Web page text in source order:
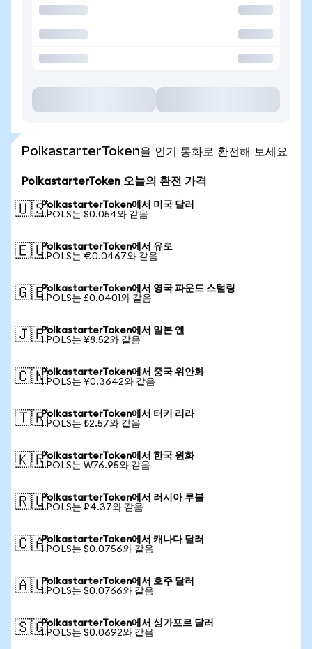
PolkastarterToken을 인기 통화로 환전해 보세요
PolkastarterToken 오늘의 환전 가격
🇺🇸PolkastarterToken에서 미국 달러
1 POLS는 $0.054와 같음
🇪🇺PolkastarterToken에서 유로
1 POLS는 €0.0467와 같음
🇬🇧PolkastarterToken에서 영국 파운드 스털링
1 POLS는 £0.0401와 같음
🇯🇵PolkastarterToken에서 일본 엔
1 POLS는 ¥8.52와 같음
🇨🇳PolkastarterToken에서 중국 위안화
1 POLS는 ¥0.3642와 같음
🇹🇷PolkastarterToken에서 터키 리라
1 POLS는 ₺2.57와 같음
🇰🇷PolkastarterToken에서 한국 원화
1 POLS는 ₩76.95와 같음
🇷🇺PolkastarterToken에서 러시아 루블
1 POLS는 ₽4.37와 같음
🇨🇦PolkastarterToken에서 캐나다 달러
1 POLS는 $0.0756와 같음
🇦🇺PolkastarterToken에서 호주 달러
1 POLS는 $0.0766와 같음
🇸🇬PolkastarterToken에서 싱가포르 달러
1 POLS는 $0.0692와 같음